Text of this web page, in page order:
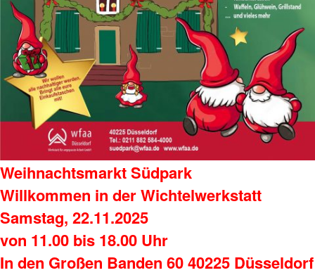
Weihnachtsmarkt Südpark
Willkommen in der Wichtelwerkstatt
Samstag, 22.11.2025
von 11.00 bis 18.00 Uhr
In den Großen Banden 60 40225 Düsseldorf